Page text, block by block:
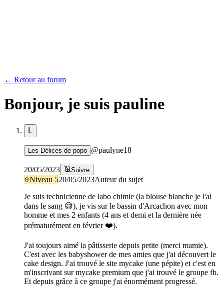
← Retour au forum
Bonjour, je suis pauline
L
Les Délices de popo @paulyne18
20/05/2023 Suivre
Niveau 520/05/2023Auteur du sujet
Je suis technicienne de labo chimie (la blouse blanche je l'ai
dans le sang 😅), je vis sur le bassin d'Arcachon avec mon
homme et mes 2 enfants (4 ans et demi et la dernière née
prématurément en février ❤️).
J'ai toujours aimé la pâtisserie depuis petite (merci mamie).
C'est avec les babyshower de mes amies que j'ai découvert le
cake design. J'ai trouvé le site mycake (une pépite) et c'est en
m'inscrivant sur mycake premium que j'ai trouvé le groupe fb.
Et depuis grâce à ce groupe j'ai énormément progressé.